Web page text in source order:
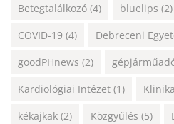
Betegtalálkozó (4) bluelips (2)
COVID-19 (4) Debreceni
goodPHnews (2)
Kardiológiai Intézet (1)
kékajkak (2) Közgyűlés (5)